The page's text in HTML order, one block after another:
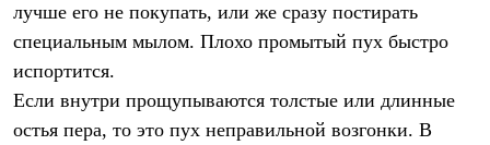
лучше его не покупать, или же сразу постирать
специальным мылом. Плохо промытый пух быстро
испортится.
Если внутри прощупываются толстые или длинные
остья пера, то это пух неправильной возгонки. В